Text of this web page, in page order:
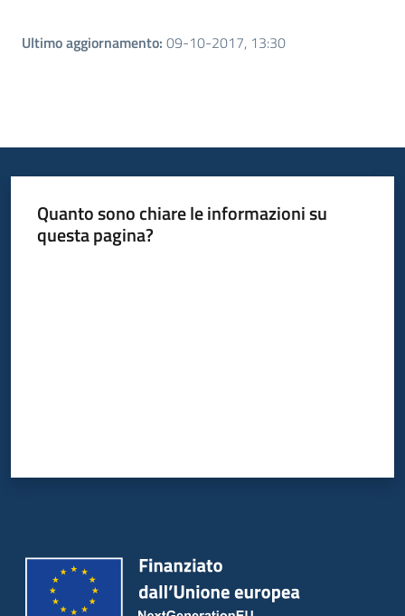
Ultimo aggiornamento: 09-10-2017, 13:30
Quanto sono chiare le informazioni su
questa pagina?